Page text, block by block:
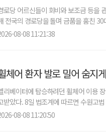
로당 어르신들이 회비와 보조금 등을
전국의 경로당을 돌며 금품을 훔친
08-08 11:21:38
체어 환자 발로 밀어 숨지
리베이터에 탑승하려던 휠체어 이용
받았다. 8일 법조계에 따르면 수원고
08-08 11:20:50